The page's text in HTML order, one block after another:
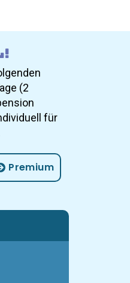
(2
für
Premium